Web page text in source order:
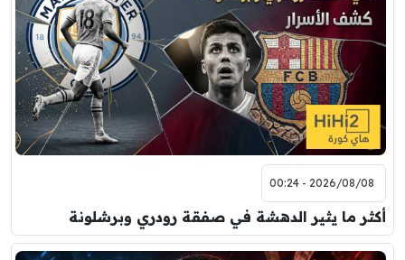
برشلونة
مباراة ودية
نوتنغهام فورست
اودينيزي
8:00 م
مباراة ودية
برشلونة
2026/08/08 - 00:24
أكثر ما يثير الدهشة في صفقة رودري وبرشلونة